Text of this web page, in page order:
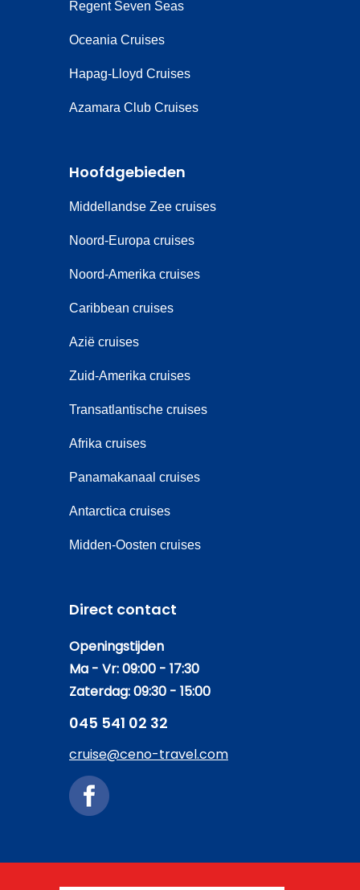
Regent Seven Seas
Oceania Cruises
Hapag-Lloyd Cruises
Azamara Club Cruises
Hoofdgebieden
Middellandse Zee cruises
Noord-Europa cruises
Noord-Amerika cruises
Caribbean cruises
Azië cruises
Zuid-Amerika cruises
Transatlantische cruises
Afrika cruises
Panamakanaal cruises
Antarctica cruises
Midden-Oosten cruises
Direct contact
Openingstijden
Ma - Vr: 09:00 - 17:30
Zaterdag: 09:30 - 15:00
045 541 02 32
cruise@ceno-travel.com